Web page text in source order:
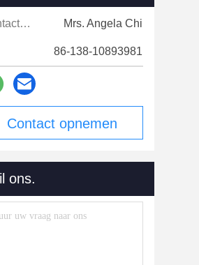
Contacten: Mrs. Angela Chi
86-138-10893981
Contact opnemen
ons.